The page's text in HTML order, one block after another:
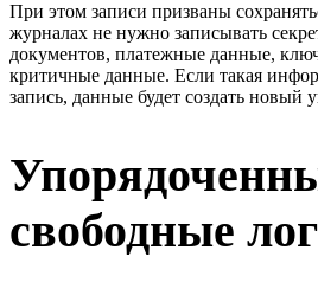
При этом записи призваны
журналах не нужно записывать
документов, платежные данные,
критичные данные. Если такая
запись, данные будет создать новый
свободные